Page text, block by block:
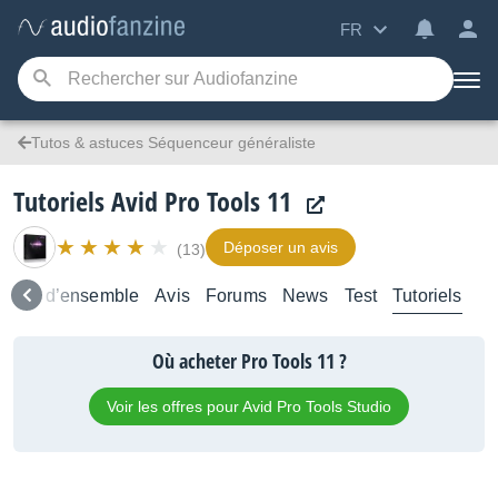
FR
Tutos & astuces Séquenceur généraliste
Tutoriels Avid Pro Tools 11
(13) Déposer un avis
Vue d’ensemble Avis Forums News Test Tutoriels
Où acheter Pro Tools 11 ?
Voir les offres pour Avid Pro Tools Studio